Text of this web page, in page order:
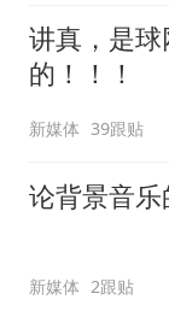
讲真，是
的！！！
新媒体 39跟贴
论背景音乐
新媒体 2跟贴